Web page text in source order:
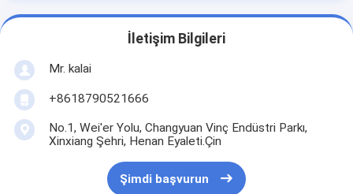
İletişim Bilgileri
Mr. kalai
+8618790521666
No.1, Wei'er Yolu, Changyuan Vinç Endüstri Parkı,
Xinxiang Şehri, Henan Eyaleti.Çin
Şimdi başvurun